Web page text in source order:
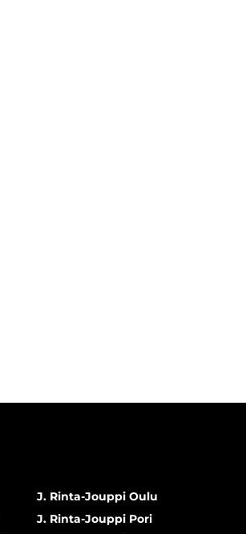
J. Rinta-Jouppi Oulu
J. Rinta-Jouppi Pori